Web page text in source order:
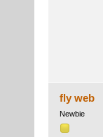
fly web
Newbie